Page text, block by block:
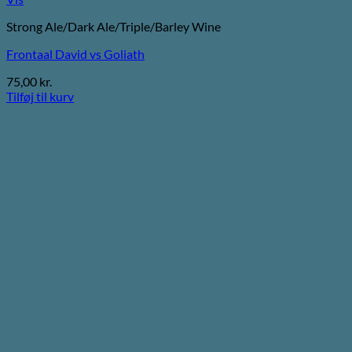
Strong Ale/Dark Ale/Triple/Barley Wine
Frontaal David vs Goliath
75,00 kr.
Tilføj til kurv